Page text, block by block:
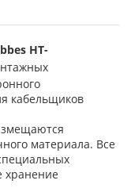
HT-
кабельщиков
материала. Все
хранение